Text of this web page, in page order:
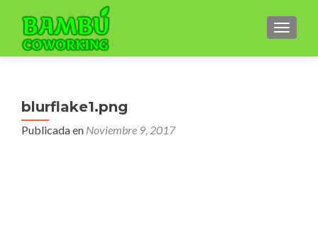
blurflake1.png
Publicada en Noviembre 9, 2017